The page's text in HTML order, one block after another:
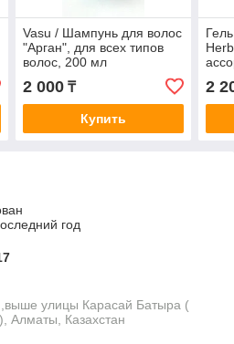
Vasu / Шампунь для волос
"Арган", для всех типов
волос, 200 мл
2 000₸
Купить
2
год
,выше улицы Карасай Батыра (
Алматы, Казахстан